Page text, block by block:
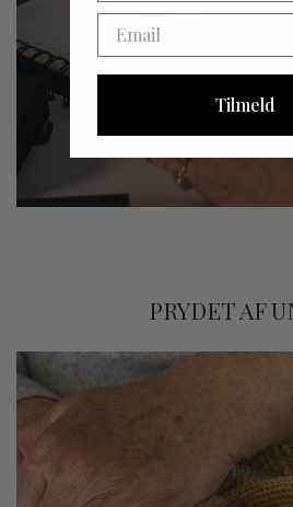
Du har ret til at fortryde købet inden for
leveringsdatoen.
Fortrydelsesretten kan udøves uden
grund ved at sende os en e-mail på
Bemærk venligst, at returforsendelse
Danmark, mens kunder er ansvarlige for
PRYDET AF
Email
Tilmeld